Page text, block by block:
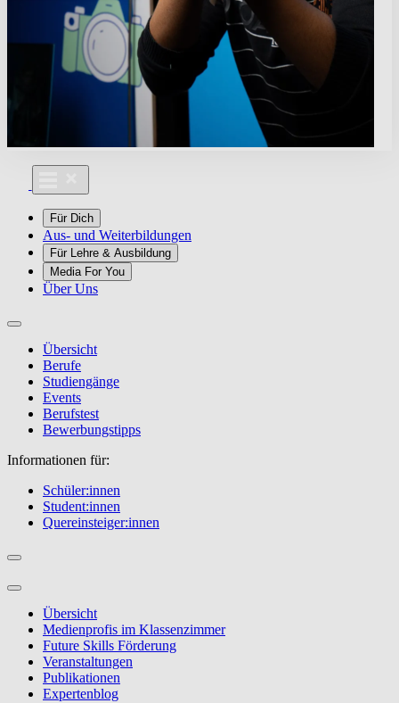
Für Dich
Aus- und Weiterbildungen
Für Lehre & Ausbildung
Media For You
Über Uns
Übersicht
Berufe
Studiengänge
Events
Berufstest
Bewerbungstipps
Informationen für:
Schüler:innen
Student:innen
Quereinsteiger:innen
Übersicht
Medienprofis im Klassenzimmer
Future Skills Förderung
Veranstaltungen
Publikationen
Expertenblog